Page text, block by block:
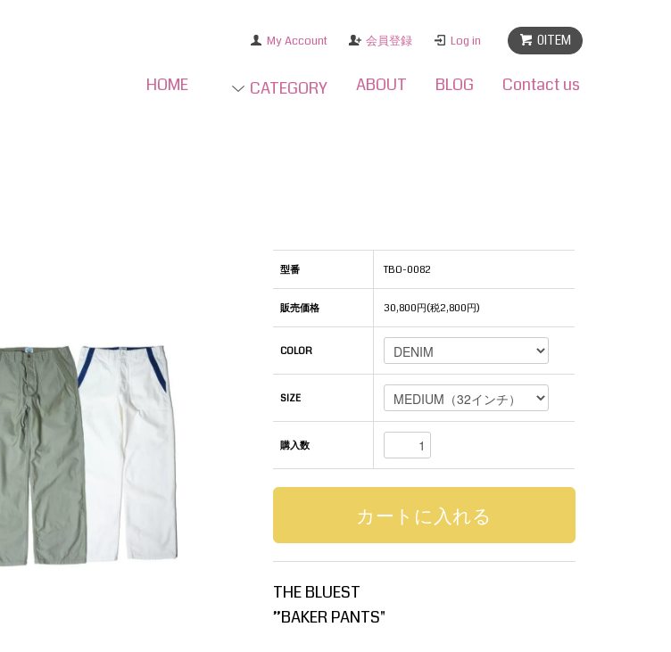
0ITEM
My Account 会員登録 Log in
HOME CATEGORY ABOUT BLOG Contact us
型番 TBO-0082
販売価格 30,800円(税2,800円)
COLOR
SIZE
購入数
THE BLUEST
”BAKER PANTS"